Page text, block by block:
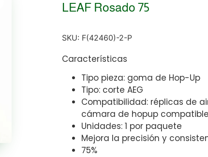
LEAF Rosado 75
SKU: F(42460)-2-P
Características
Tipo pieza: goma de Hop-Up
Tipo: corte AEG
Compatibilidad: réplicas de
cámara de hopup
Unidades: 1 por paquete
Mejora la precisión y
75%